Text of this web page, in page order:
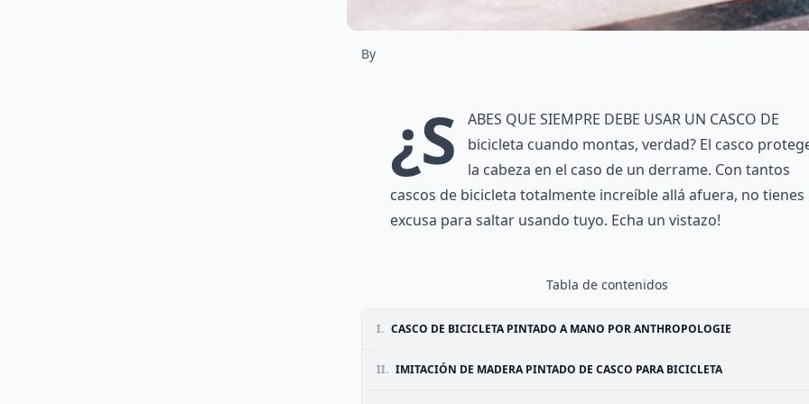
By
¿S
abes que siempre debe usar un casco de
bicicleta cuando montas, verdad? El casco
la cabeza en el caso de un derrame. Con tantos
cascos de bicicleta totalmente increíble allá afuera, no tienes
excusa para saltar usando tuyo. Echa un vistazo!
Tabla de contenidos
I. CASCO DE BICICLETA PINTADO A MANO POR ANTHROPOLOGIE
II. IMITACIÓN DE MADERA PINTADO DE CASCO PARA BICICLETA